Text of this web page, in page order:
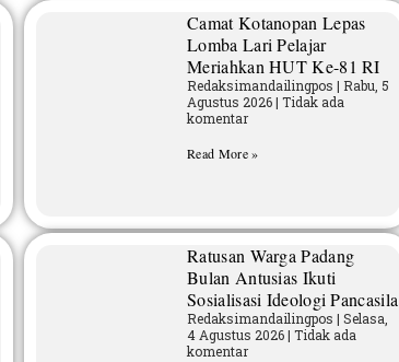
Camat Kotanopan Lepas
Lomba Lari Pelajar
Meriahkan HUT Ke-81 RI
Redaksimandailingpos Rabu, 5
Agustus 2026 Tidak ada
komentar
Read More »
Ratusan Warga Padang
Bulan Antusias Ikuti
Sosialisasi Ideologi Pancasila
Redaksimandailingpos Selasa,
4 Agustus 2026 Tidak ada
komentar